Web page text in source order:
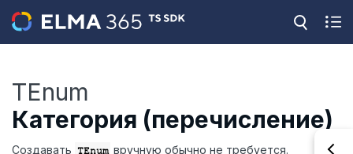
TEnum
Категория (перечисление)
Создавать TEnum вручную обычно не требуется.